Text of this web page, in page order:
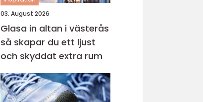
03. August 2026
Glasa in altan i västerås
så skapar du ett ljust
och skyddat extra rum